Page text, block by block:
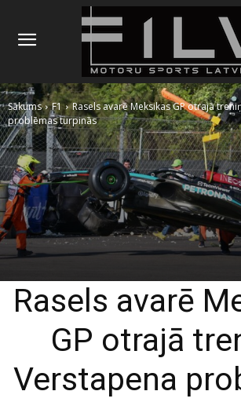
Sākums F1
Rasels avarē Meksikas GP otrajā
problēmas turpinās
Rasels avarē
GP otrajā
Verstapena